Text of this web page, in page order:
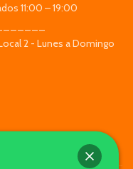
11:00 – 19:00
2 - Lunes a Domingo